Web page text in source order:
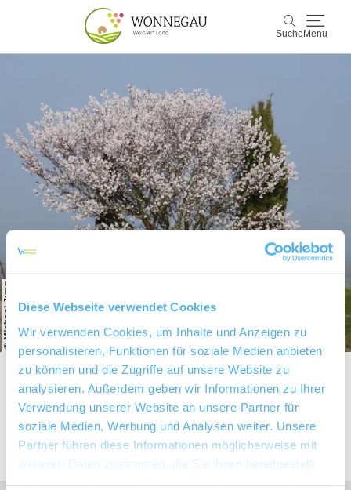
Diese Webseite verwendet Cookies
Wir verwenden Cookies, um Inhalte und Anzeigen zu
personalisieren, Funktionen für soziale Medien anbieten
zu können und die Zugriffe auf unsere Website zu
analysieren. Außerdem geben wir Informationen zu Ihrer
Verwendung unserer Website an unsere Partner für
soziale Medien, Werbung und Analysen weiter. Unsere
Partner führen diese Informationen möglicherweise mit
weiteren Daten zusammen, die Sie ihnen bereitgestellt
Suche Menu
Wonnegau
Entdecken & Erleben
Wein & Genuss
Kultur & Events
© Michael Jung
Startseite Wonnegau Weingemeinden Westhofen
Leben in Westhofen